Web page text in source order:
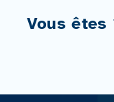
Vous êtes